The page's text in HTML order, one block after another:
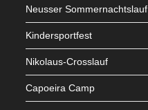
Neusser Sommernachtslauf
Kindersportfest
Nikolaus-Crosslauf
Capoeira Camp